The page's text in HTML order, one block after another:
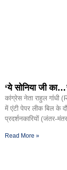
‘ये सोनिया जी
कांग्रेस नेता राहुल
में एंटी पेपर लीक बिल के
प्रदर्शनकारियों (जंतर-मंतर
Read More »